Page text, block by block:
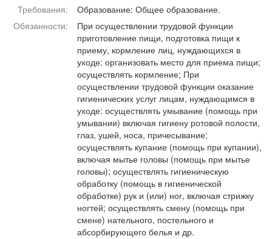
Афиша Обучение Проекты
Поздравления Погода
Я - пенсионер
Требования:
Образование: Общее образование.
Обязанности:
При осуществлении трудовой функции
приготовление пищи, подготовка пищи к
приему, кормление лиц, нуждающихся в
уходе: организовать место для приема пищи;
осуществлять кормление; При
осуществлении трудовой функции оказание
гигиенических услуг лицам, нуждающимся в
уходе: осуществлять умывание (помощь при
умывании) включая гигиену ротовой полости,
глаз, ушей, носа, причесывание;
осуществлять купание (помощь при купании),
включая мытье головы (помощь при мытье
головы); осуществлять гигиеническую
обработку (помощь в гигиенической
обработке) рук и (или) ног, включая стрижку
ногтей; осуществлять смену (помощь при
смене) нательного, постельного и
абсорбирующего белья и др.